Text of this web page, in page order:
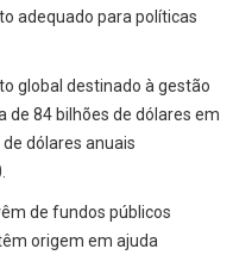
adequado para políticas
global destinado à gestão
84 bilhões de dólares em
dólares anuais
de fundos públicos
origem em ajuda